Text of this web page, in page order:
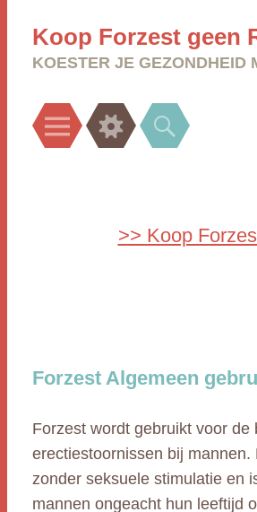
Koop Forzest geen
KOESTER JE GEZONDHEID
Menu Widgets Search
>> Koop
Forzest Algemeen
Forzest wordt gebruikt voor de
erectiestoornissen bij mannen.
zonder seksuele stimulatie en
mannen ongeacht hun leeftijd